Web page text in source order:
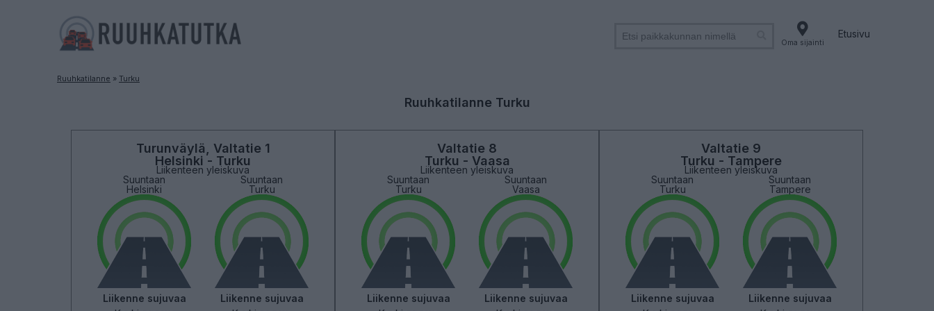
Oma sijainti
Etusivu
Ruuhkatilanne » Turku
Ruuhkatilanne Turku
Turunväylä, Valtatie 1
Helsinki - Turku
Liikenteen yleiskuva
Suuntaan
Helsinki
Liikenne sujuvaa
Suuntaan
Turku
Liikenne sujuvaa
Valtatie 8
Turku - Vaasa
Liikenteen yleiskuva
Suuntaan
Turku
Liikenne sujuvaa
Suuntaan
Vaasa
Liikenne sujuvaa
Valtatie 9
Turku - Tampere
Liikenteen yleiskuva
Suuntaan
Turku
Liikenne sujuvaa
Suuntaan
Tampere
Liikenne sujuvaa